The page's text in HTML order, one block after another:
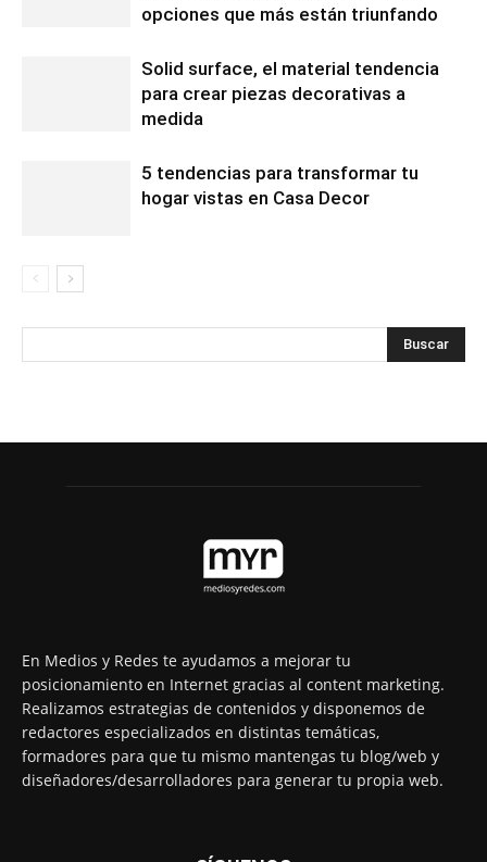
opciones que más están triunfando
Solid surface, el material tendencia
para crear piezas decorativas a
medida
5 tendencias para transformar tu
hogar vistas en Casa Decor
En Medios y Redes te ayudamos a mejorar tu
posicionamiento en Internet gracias al content marketing.
Realizamos estrategias de contenidos y disponemos de
redactores especializados en distintas temáticas,
formadores para que tu mismo mantengas tu blog/web y
diseñadores/desarrolladores para generar tu propia web.